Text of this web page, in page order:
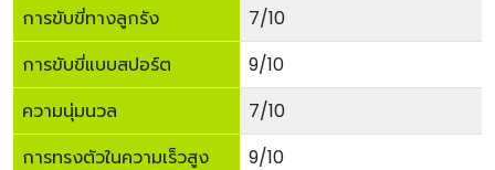
การขับขี่ทางลูกรัง
7/10
การขับขี่แบบสปอร์ต
9/10
ความนุ่มนวล
7/10
การทรงตัวในความเร็วสูง
9/10